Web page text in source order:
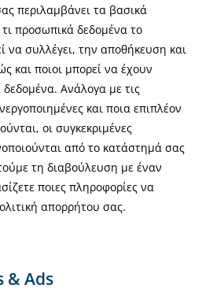
περιλαμβάνει τα βασικά
προσωπικά δεδομένα το
να συλλέγει, την αποθήκευση και
και ποιοι μπορεί να έχουν
Ανάλογα με τις
και ποια επιπλέον
οι συγκεκριμένες
από το κατάστημά σας
τη διαβούλευση με έναν
ποιες πληροφορίες να
απορρήτου σας.
& Ads